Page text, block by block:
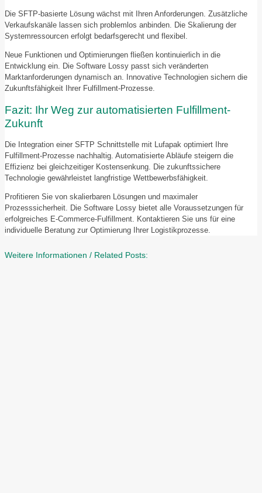
Die SFTP-basierte Lösung wächst mit Ihren Anforderungen. Zusätzliche
Verkaufskanäle lassen sich problemlos anbinden. Die Skalierung der
Systemressourcen erfolgt bedarfsgerecht und flexibel.
Neue Funktionen und Optimierungen fließen kontinuierlich in die
Entwicklung ein. Die Software Lossy passt sich veränderten
Marktanforderungen dynamisch an. Innovative Technologien sichern die
Zukunftsfähigkeit Ihrer Fulfillment-Prozesse.
Fazit: Ihr Weg zur automatisierten Fulfillment-
Zukunft
Die Integration einer SFTP Schnittstelle mit Lufapak optimiert Ihre
Fulfillment-Prozesse nachhaltig. Automatisierte Abläufe steigern die
Effizienz bei gleichzeitiger Kostensenkung. Die zukunftssichere
Technologie gewährleistet langfristige Wettbewerbsfähigkeit.
Profitieren Sie von skalierbaren Lösungen und maximaler
Prozesssicherheit. Die Software Lossy bietet alle Voraussetzungen für
erfolgreiches E-Commerce-Fulfillment. Kontaktieren Sie uns für eine
individuelle Beratung zur Optimierung Ihrer Logistikprozesse.
Weitere Informationen / Related Posts: